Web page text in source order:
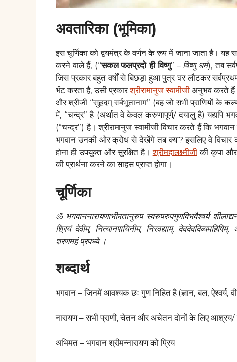
अवतारिका (भूमिका)
इस चूर्णिका को द्वयमंत्र के वर्णन के रूप में जाना जाता है। यह
करने वाले हैं, (“सकल फलप्रदो ही विष्णु” – विष्णु धर्म), तब
जिस प्रकार बहुत वर्षों से बिछड़ा हुआ पुत्र घर लौटकर
भेंट करता है, उसी प्रकारश्रीरामानुज स्वामीजी अनुभव करते हैं
और श्रीजी “सुहृदम् सर्वभूतानाम” (वह जो सभी प्राणियों के
में, “चन्द्र” है (अर्थात वे केवल करुणापूर्ण/ दयालु है)
(“चन्द्र”) है। श्रीरामानुज स्वामीजी विचार करते हैं कि
भगवान उनकी ओर क्रोध से देखेंगे तब क्या? इसलिए वे विचार
होना ही उपयुक्त और सुरक्षित है।श्रीमहालक्ष्मीजीकी कृपा और
की प्रार्थना करने का साहस प्राप्त होगा।
चूर्णिका
ॐ भगवाननारायणाभीमतानुरुप स्वरुपरुपगुणविभवैश्वर्य
श्रियं देवीम्, नित्यानपायिनीम, निरवद्याम्,
शरणमहं प्रपध्ये ।
शब्दार्थ
भगवान – जिनमें आवश्यक छः गुण निहित है (ज्ञान, बल, ऐश्वर्य,
नारायण – सभी प्राणी, चेतन और अचेतन दोनों के लिए आश्रय/
अभिमत – भगवान श्रीमन्नारायण को प्रिय